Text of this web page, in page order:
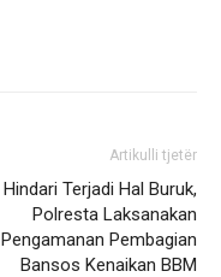
Artikulli tjetër
Hindari Terjadi Hal Buruk,
Polresta Laksanakan
Pengamanan Pembagian
Bansos Kenaikan BBM